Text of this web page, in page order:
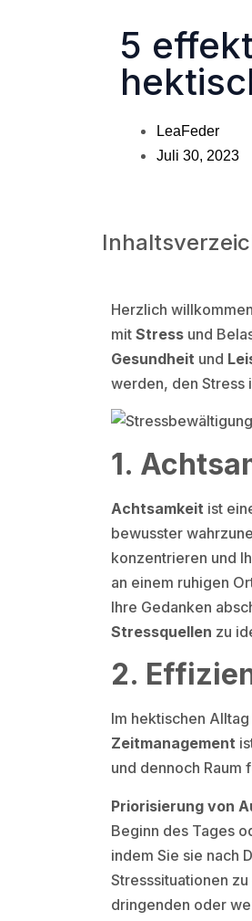
5
LeaFeder
Juli 30, 2023
Herzlich
mit Stress und
Gesundheit und
werden, den Stress
1.
Achtsamkeit ist
bewusster
konzentrieren und
an einem ruhigen
Ihre Gedanken
Stressquellen zu
2.
Im hektischen
Zeitmanagement
und dennoch Raum
Priorisierung von
Beginn des Tages
indem Sie sie nach
Stresssituationen
dringenden oder